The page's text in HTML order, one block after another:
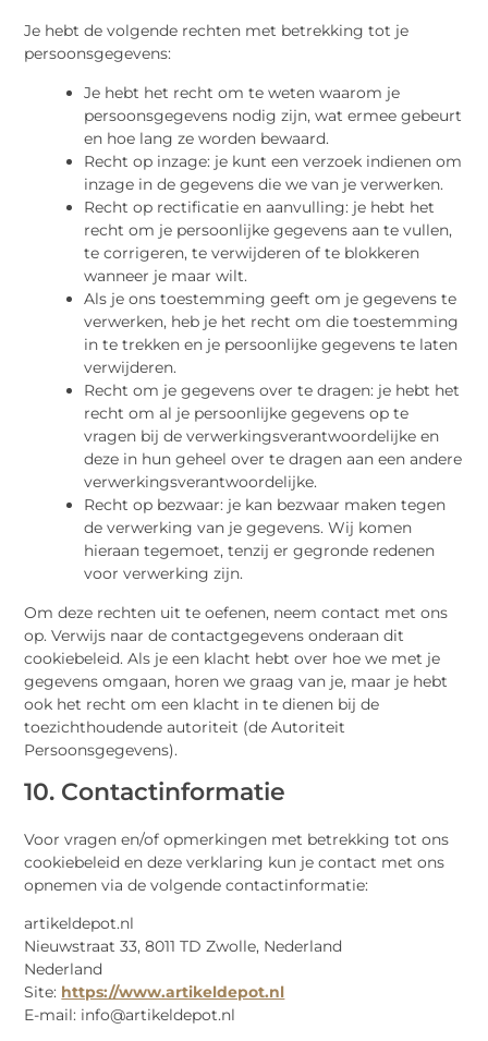
Je hebt de volgende rechten met betrekking tot je
persoonsgegevens:
Je hebt het recht om te weten waarom je
persoonsgegevens nodig zijn, wat ermee gebeurt
en hoe lang ze worden bewaard.
Recht op inzage: je kunt een verzoek indienen om
inzage in de gegevens die we van je verwerken.
Recht op rectificatie en aanvulling: je hebt het
recht om je persoonlijke gegevens aan te vullen,
te corrigeren, te verwijderen of te blokkeren
wanneer je maar wilt.
Als je ons toestemming geeft om je gegevens te
verwerken, heb je het recht om die toestemming
in te trekken en je persoonlijke gegevens te laten
verwijderen.
Recht om je gegevens over te dragen: je hebt het
recht om al je persoonlijke gegevens op te
vragen bij de verwerkingsverantwoordelijke en
deze in hun geheel over te dragen aan een andere
verwerkingsverantwoordelijke.
Recht op bezwaar: je kan bezwaar maken tegen
de verwerking van je gegevens. Wij komen
hieraan tegemoet, tenzij er gegronde redenen
voor verwerking zijn.
Om deze rechten uit te oefenen, neem contact met ons
op. Verwijs naar de contactgegevens onderaan dit
cookiebeleid. Als je een klacht hebt over hoe we met je
gegevens omgaan, horen we graag van je, maar je hebt
ook het recht om een klacht in te dienen bij de
toezichthoudende autoriteit (de Autoriteit
Persoonsgegevens).
10. Contactinformatie
Voor vragen en/of opmerkingen met betrekking tot ons
cookiebeleid en deze verklaring kun je contact met ons
opnemen via de volgende contactinformatie:
artikeldepot.nl
Nieuwstraat 33, 8011 TD Zwolle, Nederland
Nederland
Site: https://www.artikeldepot.nl
E-mail: info@artikeldepot.nl